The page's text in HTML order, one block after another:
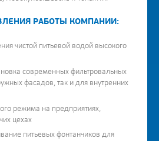
РАБОТЫ КОМПАНИИ:
чистой питьевой водой высокого
современных фильтровальных
фасадов, так и для внутренних
режима на предприятиях,
цехах
питьевых фонтанчиков для